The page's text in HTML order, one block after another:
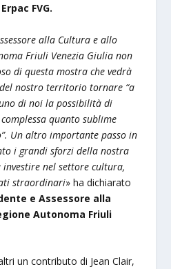
FVG.
alla Cultura e allo
Friuli Venezia Giulia non
di questa mostra che vedrà
nostro territorio tornare “a
di noi la possibilità di
quanto sublime
Un altro importante passo in
i grandi sforzi della nostra
nel settore cultura,
straordinari» ha dichiarato
e Assessore alla
Autonoma Friuli
un contributo di Jean Clair,